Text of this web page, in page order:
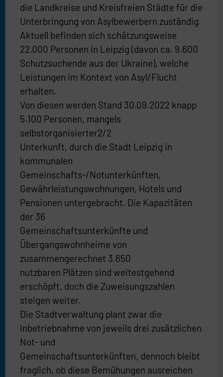
die Landkreise und Kreisfreien Städte für die
Unterbringung von Asylbewerbern zuständig.
Aktuell befinden sich schätzungsweise
22.000 Personen in Leipzig (davon ca. 9.600
Schutzsuchende aus der Ukraine), welche
Leistungen im Kontext von Asyl/Flucht
erhalten.
Von diesen werden Stand 30.09.2022 knapp
5.100 Personen, mangels
selbstorganisierter2/2
Unterkunft, durch die Stadt Leipzig in
kommunalen
Gemeinschafts-/Notunterkünften,
Gewährleistungswohnungen, Hotels und
Pensionen untergebracht. Die Kapazitäten
der 36
Gemeinschaftsunterkünfte und
Übergangswohnheime von
zusammengerechnet 3.650
nutzbaren Plätzen sind weitestgehend
erschöpft, doch die Zuweisungszahlen
steigen weiter.
Die Stadtverwaltung plant zwar die
Inbetriebnahme von jeweils drei zusätzlichen
Not- und
Gemeinschaftsunterkünften, dennoch bleibt
fraglich, ob diese Bemühungen ausreichen